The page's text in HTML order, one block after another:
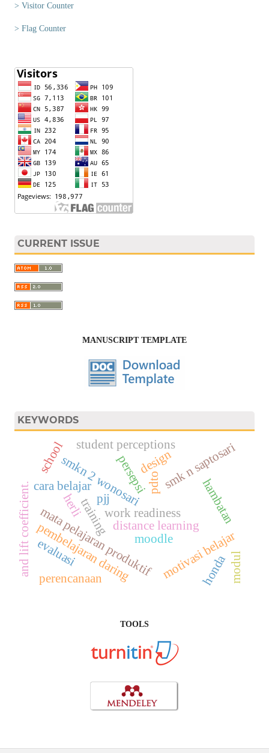
> Visitor Counter
> Flag Counter
CURRENT ISSUE
MANUSCRIPT TEMPLATE
KEYWORDS
moodle
training
pdto
smkn 2 wonosari
work readiness
mata pelajaran produktif
pembelajaran daringdistance learning
smk n saptosari
persepsi
hambatan
cara belajar
motivasi belajar
honda
student perceptions
and lift coefficient.
design
perencanaan modul
herli pjj
school
evaluasi
TOOLS